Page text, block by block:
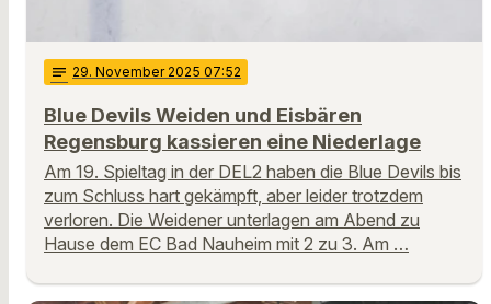
notes 29. November 2025 07:52
Blue Devils Weiden und Eisbären
Regensburg kassieren eine Niederlage
Am 19. Spieltag in der DEL2 haben die Blue Devils bis
zum Schluss hart gekämpft, aber leider trotzdem
verloren. Die Weidener unterlagen am Abend zu
Hause dem EC Bad Nauheim mit 2 zu 3. Am …